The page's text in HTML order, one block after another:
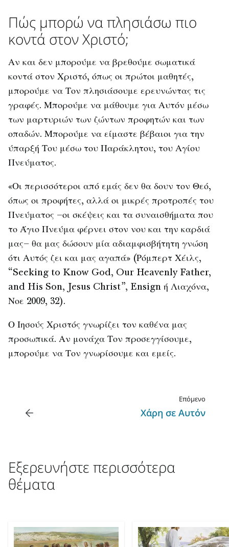
Πώς μπορώ να πλησιάσω πιο
κοντά στον Χριστό;
Αν και δεν μπορούμε να βρεθούμε σωματικά
κοντά στον Χριστό, όπως οι πρώτοι μαθητές,
μπορούμε να Τον πλησιάσουμε ερευνώντας τις
γραφές. Μπορούμε να μάθουμε για Αυτόν μέσω
των μαρτυριών των ζώντων προφητών και των
οπαδών. Μπορούμε να είμαστε βέβαιοι για την
ύπαρξή Του μέσω του Παράκλητου, του Αγίου
Πνεύματος.
«Οι περισσότεροι από εμάς δεν θα δουν τον Θεό,
όπως οι προφήτες, αλλά οι μικρές προτροπές του
Πνεύματος –οι σκέψεις και τα συναισθήματα που
το Άγιο Πνεύμα φέρνει στον νου και την καρδιά
μας– θα μας δώσουν μία αδιαμφισβήτητη γνώση
ότι Αυτός ζει και μας αγαπά» (Ρόμπερτ Χέιλς,
“Seeking to Know God, Our Heavenly Father,
and His Son, Jesus Christ”, Ensign ή Λιαχόνα,
Νοε 2009, 32).
Ο Ιησούς Χριστός γνωρίζει τον καθένα μας
προσωπικά. Αν μονάχα Τον προσεγγίσουμε,
μπορούμε να Τον γνωρίσουμε και εμείς.
Επόμενο
Χάρη σε Αυτόν
Εξερευνήστε περισσότερα
θέματα